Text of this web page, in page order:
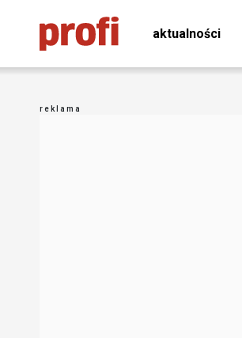
aktualności